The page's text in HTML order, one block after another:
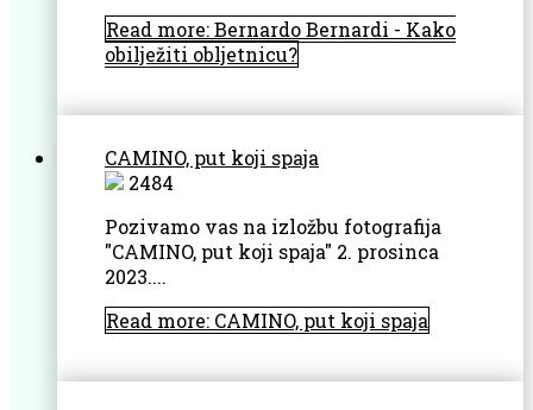
Read more: Bernardo Bernardi - Kako
obilježiti obljetnicu?
CAMINO, put koji spaja
2484
Pozivamo vas na izložbu fotografija
"CAMINO, put koji spaja" 2. prosinca
2023....
Read more: CAMINO, put koji spaja